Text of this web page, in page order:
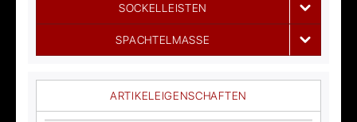
SOCKELLEISTEN
SPACHTELMASSE
ARTIKELEIGENSCHAFTEN